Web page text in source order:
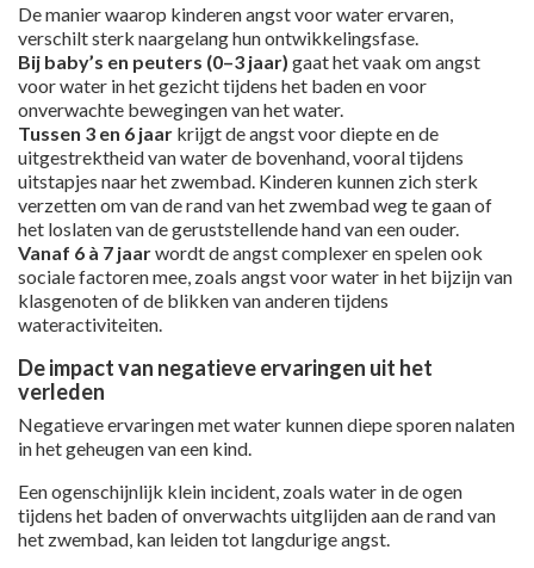
De manier waarop kinderen angst voor water ervaren,
verschilt sterk naargelang hun ontwikkelingsfase.
Bij baby’s en peuters (0–3 jaar) gaat het vaak om angst
voor water in het gezicht tijdens het baden en voor
onverwachte bewegingen van het water.
Tussen 3 en 6 jaar krijgt de angst voor diepte en de
uitgestrektheid van water de bovenhand, vooral tijdens
uitstapjes naar het zwembad. Kinderen kunnen zich sterk
verzetten om van de rand van het zwembad weg te gaan of
het loslaten van de geruststellende hand van een ouder.
Vanaf 6 à 7 jaarwordt de angst complexer en spelen ook
sociale factoren mee, zoals angst voor water in het bijzijn van
klasgenoten of de blikken van anderen tijdens
wateractiviteiten.
De impact van negatieve ervaringen uit het
verleden
Negatieve ervaringen met water kunnen diepe sporen nalaten
in het geheugen van een kind.
Een ogenschijnlijk klein incident, zoals water in de ogen
tijdens het baden of onverwachts uitglijden aan de rand van
het zwembad, kan leiden tot langdurige angst.